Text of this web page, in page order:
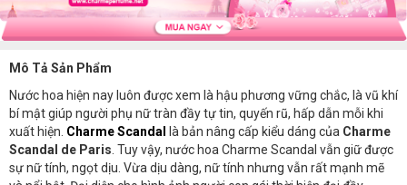
Mô Tả Sản Phẩm
Nước hoa hiện nay luôn được xem là hậu phương vững chắc, là vũ khí
bí mật giúp người phụ nữ tràn đầy tự tin, quyến rũ, hấp dẫn mỗi khi
xuất hiện. Charme Scandal là bản nâng cấp kiểu dáng của Charme
Scandal de Paris . Tuy vậy, nước hoa Charme Scandal vẫn giữ được
sự nữ tính, ngọt dịu. Vừa dịu dàng, nữ tính nhưng vẫn rất mạnh mẽ